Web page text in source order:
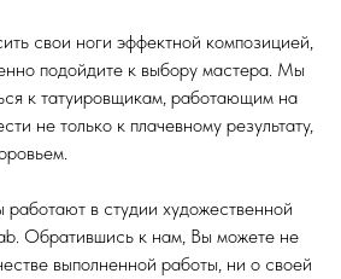
свои ноги эффектной композицией,
подойдите к выбору мастера. Мы
к татуировщикам, работающим на
не только к плачевному результату,
в студии художественной
Обратившись к нам, Вы можете не
выполненной работы, ни о своей